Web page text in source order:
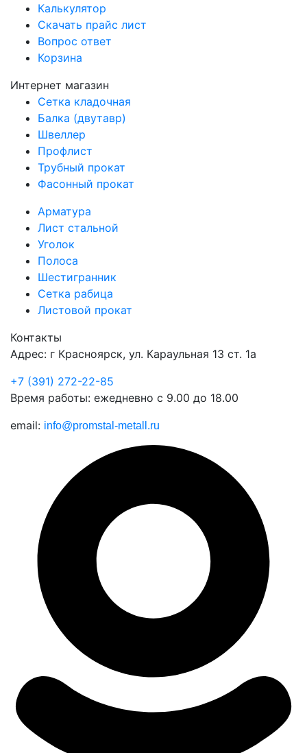
Калькулятор
Скачать прайс лист
Вопрос ответ
Корзина
Интернет магазин
Сетка кладочная
Балка (двутавр)
Швеллер
Профлист
Трубный прокат
Фасонный прокат
Арматура
Лист стальной
Уголок
Полоса
Шестигранник
Сетка рабица
Листовой прокат
Контакты
Адрес: г Красноярск, ул. Караульная 13 ст. 1а
+7 (391) 272-22-85
Время работы: ежедневно с 9.00 до 18.00
email: info@promstal-metall.ru